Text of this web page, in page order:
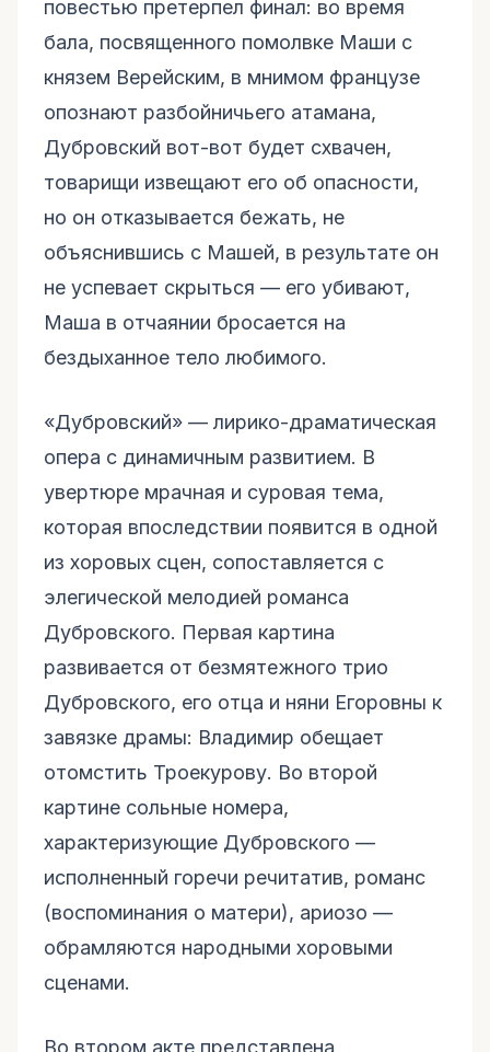
повестью претерпел финал: во время
бала, посвященного помолвке Маши с
князем Верейским, в мнимом французе
опознают разбойничьего атамана,
Дубровский вот-вот будет схвачен,
товарищи извещают его об опасности,
но он отказывается бежать, не
объяснившись с Машей, в результате он
не успевает скрыться — его убивают,
Маша в отчаянии бросается на
бездыханное тело любимого.
«Дубровский» — лирико-драматическая
опера с динамичным развитием. В
увертюре мрачная и суровая тема,
которая впоследствии появится в одной
из хоровых сцен, сопоставляется с
элегической мелодией романса
Дубровского. Первая картина
развивается от безмятежного трио
Дубровского, его отца и няни Егоровны к
завязке драмы: Владимир обещает
отомстить Троекурову. Во второй
картине сольные номера,
характеризующие Дубровского —
исполненный горечи речитатив, романс
(воспоминания о матери), ариозо —
обрамляются народными хоровыми
сценами.
Во втором акте представлена